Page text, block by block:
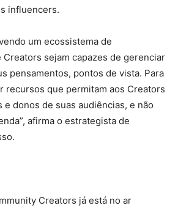
influencers.
um ecossistema de
sejam capazes de gerenciar
pensamentos, pontos de vista. Para
recursos que permitam aos Creators
e donos de suas audiências, e não
afirma o estrategista de
Creators já está no ar